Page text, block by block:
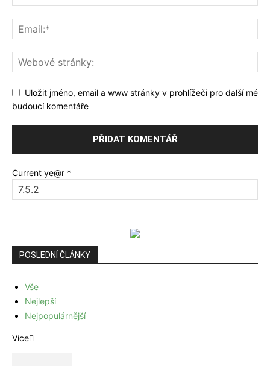
Uložit jméno, email a www stránky v prohlížeči pro další mé
budoucí komentáře
Current ye@r *
POSLEDNÍ ČLÁNKY
Vše
Nejlepší
Nejpopulárnější
Více